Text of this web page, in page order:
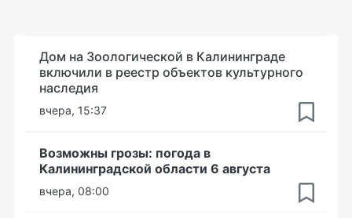
Дом на Зоологической в Калининграде
включили в реестр объектов культурного
наследия
вчера, 15:37
Возможны грозы: погода в
Калининградской области 6 августа
вчера, 08:00